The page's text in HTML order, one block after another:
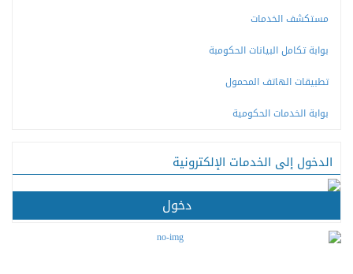
مستكشف الخدمات
بوابة تكامل البيانات الحكومبة
تطبيقات الهاتف المحمول
بوابة الخدمات الحكومية
الدخول إلى الخدمات الإلكترونية
دخول